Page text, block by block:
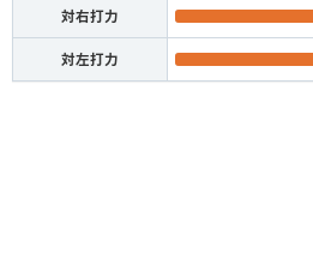
対右打力
対左打力